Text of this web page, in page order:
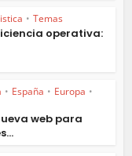
• Temas
operativa:
• España • Europa •
web para